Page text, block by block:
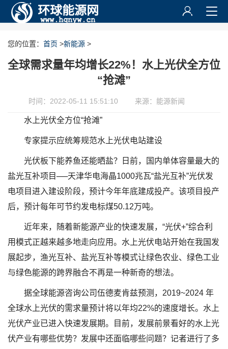
您的位置： 首页 >新能源 >
全球需求量年均增长22%！水上光伏全方位
“抢滩”
时间：2022-05-11 15:51:10 来源：能源新闻
水上光伏全方位“抢滩”
专家提示应统筹规范水上光伏电站建设
光伏板下能养鱼还能晒盐？日前，国内单体容量最大的
盐光互补项目──天津华电海晶1000兆瓦“盐光互补”光伏发
电项目进入建设阶段，预计今年年底建成投产。该项目投产
后，预计每年可节约发电标煤50.12万吨。
近年来，随着新能源产业的快速发展，“光伏+”综合利
用模式正越来越多地走向应用。水上光伏电站开始在我国发
展起步，渔光互补、盐光互补等模式让绿色农业、绿色工业
与绿色能源的跨界融合不再是一种新奇的想法。
据全球能源咨询公司伍德麦肯兹预测，2019~2024 年
全球水上光伏的需求量预计将以年均22%的速度增长。水上
光伏产业已进入快速发展期。目前，发展前景看好的水上光
伏产业有哪些优势？发展中还面临哪些问题？记者进行了多